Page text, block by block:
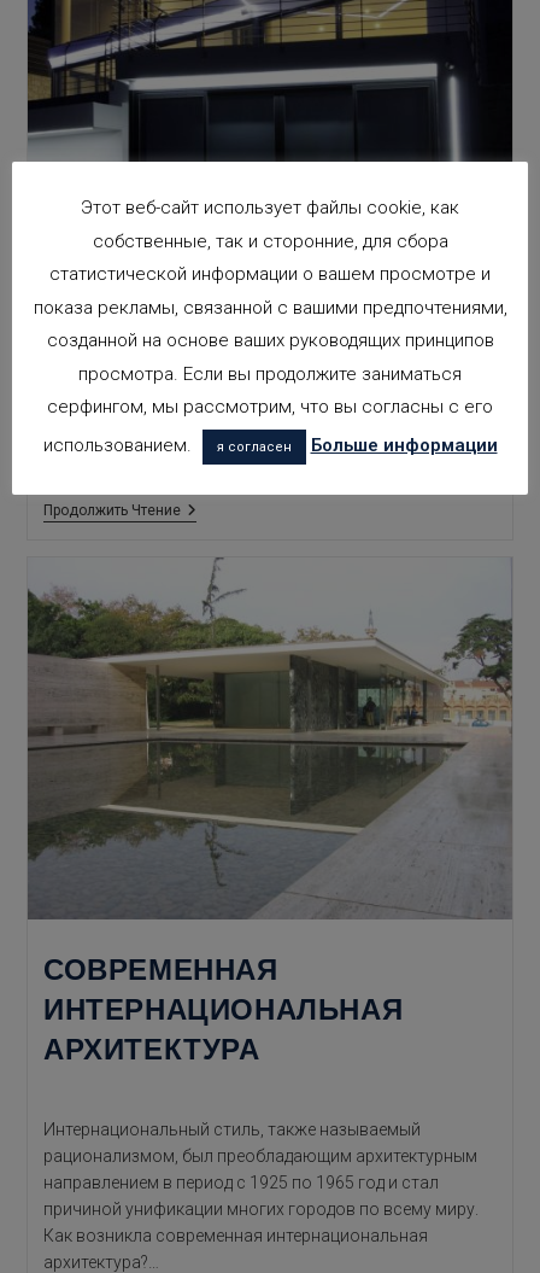
СВЕТОДИОДНОЕ
ОСВЕЩЕНИЕ ЭКСТЕРЬЕРОВ
Каждый раз, когда мы беремся за проект экстерьера,
возникает задача освещения, которую в Arquifach мы
очень тщательно учитываем. Наши дома расположены
в сказочных местах. В прекрасных городах Коста-
Бланки, таких как:…
Продолжить ЧтениеСветодиодное
СОВРЕМЕННАЯ
ИНТЕРНАЦИОНАЛЬНАЯ
АРХИТЕКТУРА
Интернациональный стиль, также называемый
рационализмом, был преобладающим архитектурным
направлением в период с 1925 по 1965 год и стал
причиной унификации многих городов по всему миру.
Как возникла современная интернациональная
архитектура?…
Этот веб-сайт использует файлы cookie, как
собственные, так и сторонние, для сбора
статистической информации о вашем просмотре и
показа рекламы, связанной с вашими предпочтениями,
созданной на основе ваших руководящих принципов
просмотра. Если вы продолжите заниматься
серфингом, мы рассмотрим, что вы согласны с его
использованием.
я согласен Больше информации